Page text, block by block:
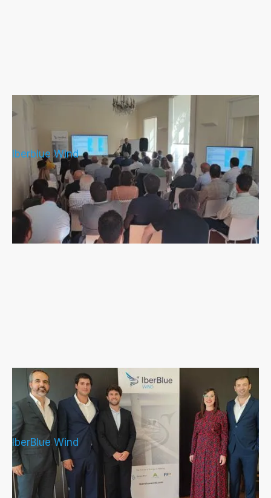
IberBlue Wind celebra un encuentro
con agentes locales en Figueira da Foz
Iberblue Wind
Jornada IberBlue Wind: Reunión con
stakeholders en Viana do Castelo
(Portugal) proyecto Creoula
IberBlue Wind